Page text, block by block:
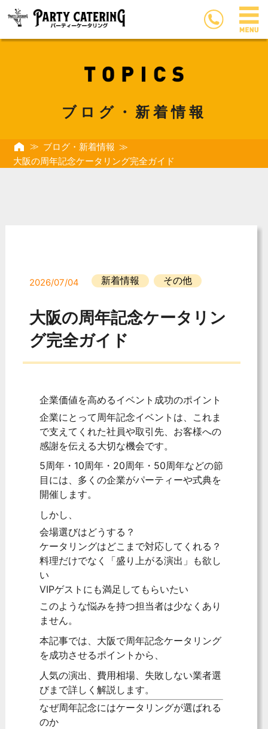
ブログ・新着情報
ブログ・新着情報
大阪の周年記念ケータリング完全ガイド
2026/07/04 新着情報 その他
大阪の周年記念ケータリン
グ完全ガイド
企業価値を高めるイベント成功のポイント
企業にとって周年記念イベントは、これま
で支えてくれた社員や取引先、お客様への
感謝を伝える大切な機会です。
5周年・10周年・20周年・50周年などの節
目には、多くの企業がパーティーや式典を
開催します。
しかし、
会場選びはどうする？
ケータリングはどこまで対応してくれる？
料理だけでなく「盛り上がる演出」も欲し
い
VIPゲストにも満足してもらいたい
このような悩みを持つ担当者は少なくあり
ません。
本記事では、大阪で周年記念ケータリング
を成功させるポイントから、
人気の演出、費用相場、失敗しない業者選
びまで詳しく解説します。
なぜ周年記念にはケータリングが選ばれる
のか